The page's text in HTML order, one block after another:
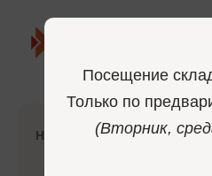
Home Login
Посещение
Только по
(Вторник,